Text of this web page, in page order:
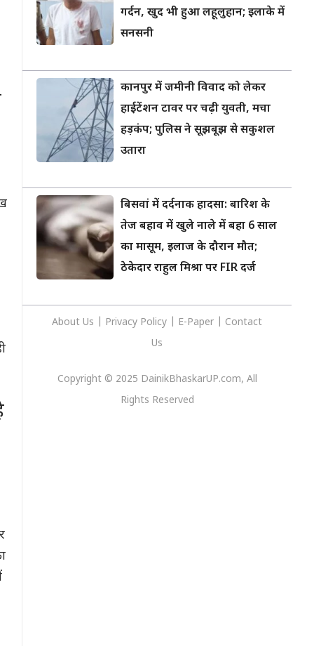
गर्दन, खुद भी हुआ लहूलुहान; इलाके में
सनसनी
कानपुर में जमीनी विवाद को लेकर
हाईटेंशन टावर पर चढ़ी युवती, मचा
हड़कंप; पुलिस ने सूझबूझ से सकुशल
उतारा
बिसवां में दर्दनाक हादसा: बारिश के
तेज बहाव में खुले नाले में बहा 6 साल
का मासूम, इलाज के दौरान मौत;
ठेकेदार राहुल मिश्रा पर FIR दर्ज
About Us Privacy Policy E-Paper
Contact
Us
Copyright © 2025 DainikBhaskarUP.com, All
Rights Reserved